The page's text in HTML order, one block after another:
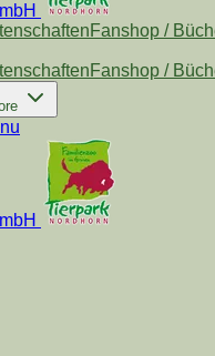
Fanshop /
Fanshop /